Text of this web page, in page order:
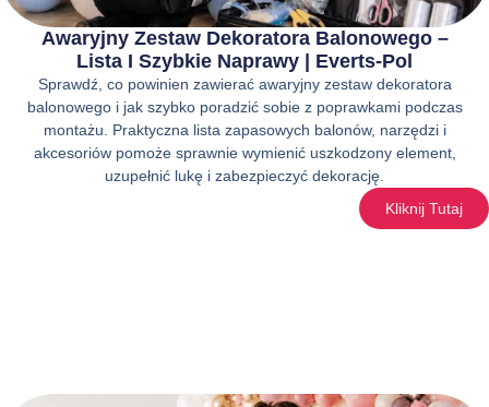
Awaryjny Zestaw Dekoratora Balonowego –
Lista I Szybkie Naprawy | Everts-Pol
Sprawdź, co powinien zawierać awaryjny zestaw dekoratora
balonowego i jak szybko poradzić sobie z poprawkami podczas
montażu. Praktyczna lista zapasowych balonów, narzędzi i
akcesoriów pomoże sprawnie wymienić uszkodzony element,
uzupełnić lukę i zabezpieczyć dekorację.
Kliknij Tutaj